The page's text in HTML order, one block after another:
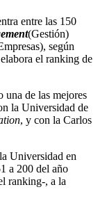
entre las 150
(Gestión)
según
el ranking de
una de las mejores
la Universidad de
, y con la Carlos
Universidad en
a 200 del año
ranking-, a la